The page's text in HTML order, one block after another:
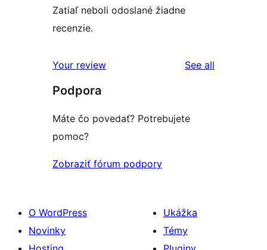
Zatiaľ neboli odoslané žiadne
recenzie.
Your review See all
Podpora
Máte čo povedať? Potrebujete
pomoc?
Zobraziť fórum podpory
O WordPress
Novinky
Ukážka
Témy